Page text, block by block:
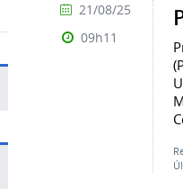
21/08/25
09h11